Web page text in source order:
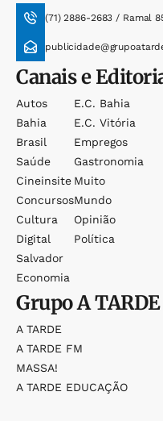
(71) 2886-2683 / Ramal
Canais e
Autos
Bahia
Brasil
Saúde
Cineinsite
Concursos
Cultura
Digital
Salvador
Economia
E.c. Bahia
E.c. Vitória
Empregos
Gastronomia
Muito
Mundo
Opinião
Política
GrupoA TARDE
A TARDE
A TARDE FM
MASSA!
A TARDE EDUCAÇÃO